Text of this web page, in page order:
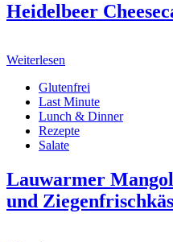
Heidelbeer
Weiterlesen
Glutenfrei
Last Minute
Lunch & Dinner
Rezepte
Salate
Lauwarmer
und